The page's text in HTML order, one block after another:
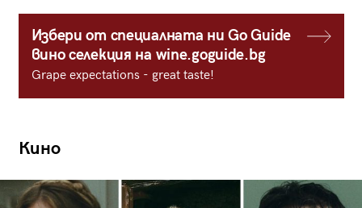
Избери от специалната ни Go Guide
вино селекция на wine.goguide.bg
Grape expectations - great taste!
Кино